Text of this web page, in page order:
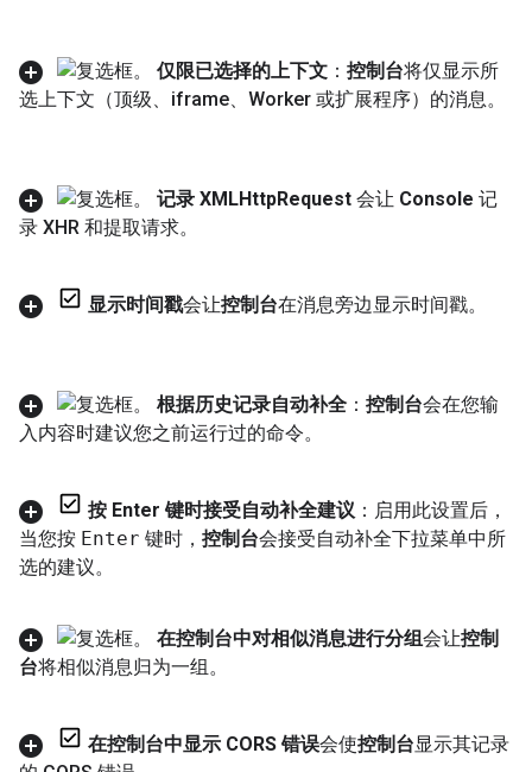
仅限已选择的上下文 ： 控制台将仅显示所
选上下文（顶级、iframe、Worker 或扩展程序）的消息。
记录 XMLHttpRequest 会让 Console 记
录 XHR 和提取请求。
显示时间戳会让控制台在消息旁边显示时间戳。
根据历史记录自动补全 ： 控制台会在您输
入内容时建议您之前运行过的命令。
按 Enter 键时接受自动补全建议 ：启用此设置后，
当您按 Enter 键时， 控制台会接受自动补全下拉菜单中所
选的建议。
在控制台中对相似消息进行分组会让控制
台将相似消息归为一组。
在控制台中显示 CORS 错误会使控制台显示其记录